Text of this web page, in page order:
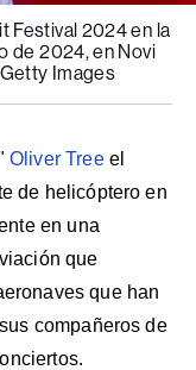
Festival 2024 en la
de 2024, en Novi
Images
Oliver Treeel
de helicóptero en
en una
que
que han
compañeros de